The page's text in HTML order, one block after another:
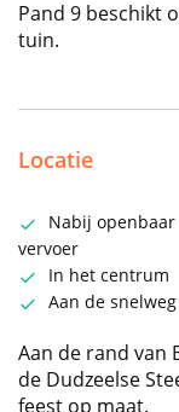
Pand 9 beschikt
tuin.
Locatie
Nabij openbaar
vervoer
In het centrum
Aan de snelweg
Aan de rand van
de Dudzeelse
feest op maat.